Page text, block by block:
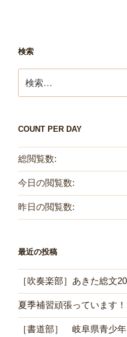
検索
索:
COUNT PER DAY
総閲覧数:
今日の閲覧数:
昨日の閲覧数:
最近の投稿
［吹奏楽部］あきた総文
夏季補習頑張っています！
［書道部］ 岐阜県青少